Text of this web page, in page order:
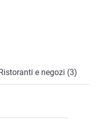
e negozi (3)